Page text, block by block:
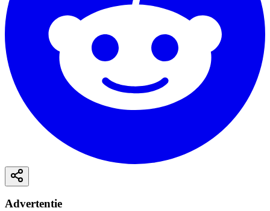
Advertentie